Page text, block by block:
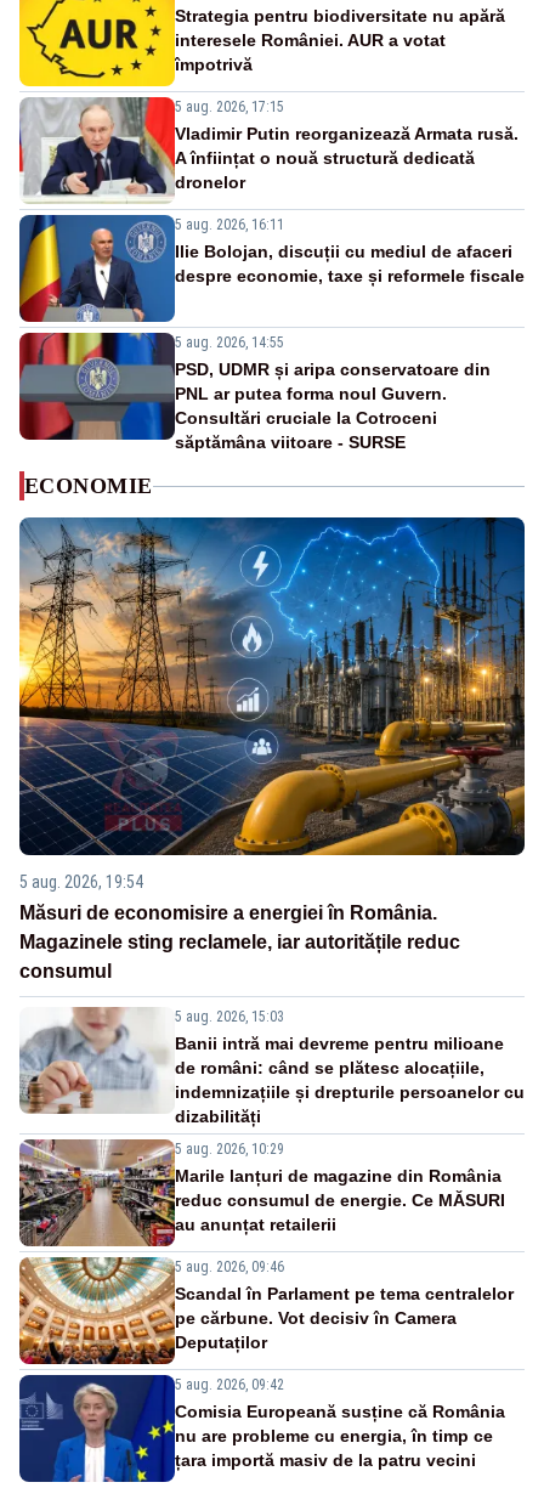
Strategia pentru biodiversitate nu apără
interesele României. AUR a votat
împotrivă
5 aug. 2026, 17:15
Vladimir Putin reorganizează Armata rusă.
A înființat o nouă structură dedicată
dronelor
5 aug. 2026, 16:11
Ilie Bolojan, discuții cu mediul de afaceri
despre economie, taxe și reformele fiscale
5 aug. 2026, 14:55
PSD, UDMR și aripa conservatoare din
PNL ar putea forma noul Guvern.
Consultări cruciale la Cotroceni
săptămâna viitoare - SURSE
ECONOMIE
5 aug. 2026, 19:54
Măsuri de economisire a energiei în România.
Magazinele sting reclamele, iar autoritățile reduc
consumul
5 aug. 2026, 15:03
Banii intră mai devreme pentru milioane
de români: când se plătesc alocațiile,
indemnizațiile și drepturile persoanelor cu
dizabilități
5 aug. 2026, 10:29
Marile lanțuri de magazine din România
reduc consumul de energie. Ce MĂSURI
au anunțat retailerii
5 aug. 2026, 09:46
Scandal în Parlament pe tema centralelor
pe cărbune. Vot decisiv în Camera
Deputaților
5 aug. 2026, 09:42
Comisia Europeană susține că România
nu are probleme cu energia, în timp ce
țara importă masiv de la patru vecini